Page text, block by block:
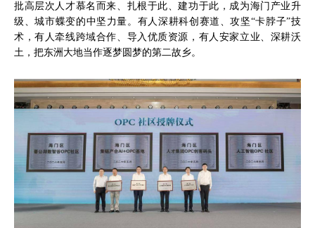
批高层次人才慕名而来、扎根于此、建功于此，成为海门产业升
级、城市蝶变的中坚力量。有人深耕科创赛道、攻坚“卡脖子”技
术，有人牵线跨域合作、导入优质资源，有人安家立业、深耕沃
土，把东洲大地当作逐梦圆梦的第二故乡。